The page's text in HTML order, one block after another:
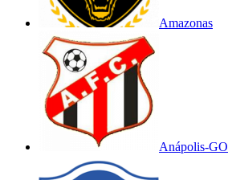
Amazonas
Anápolis-GO